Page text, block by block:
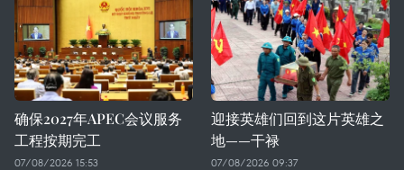
确保2027年APEC会议服务
工程按期完工
07/08/2026 15:53
迎接英雄们回到这片英雄之
地——干禄
07/08/2026 09:37